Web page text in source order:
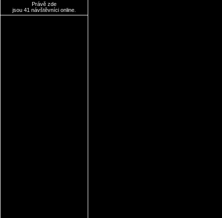
Právě zde
jsou 41 návštěvníci online.